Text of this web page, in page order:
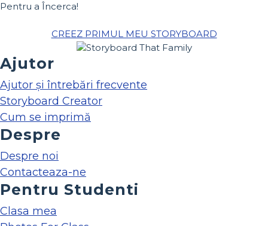
Pentru a Încerca!
CREEZ PRIMUL MEU STORYBOARD
Ajutor
Ajutor și întrebări frecvente
Storyboard Creator
Cum se imprimă
Despre
Despre noi
Contacteaza-ne
Pentru Studenti
Clasa mea